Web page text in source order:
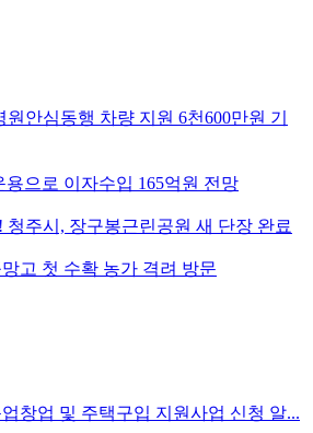
안심동행 차량 지원 6천600만원 기
으로 이자수입 165억원 전망
청주시, 장구봉근린공원 새 단장 완료
고 첫 수확 농가 격려 방문
창업 및 주택구입 지원사업 신청 알...